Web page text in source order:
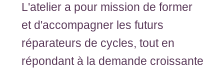
L'atelier a pour mission de former
et d'accompagner les futurs
réparateurs de cycles, tout en
répondant à la demande croissante